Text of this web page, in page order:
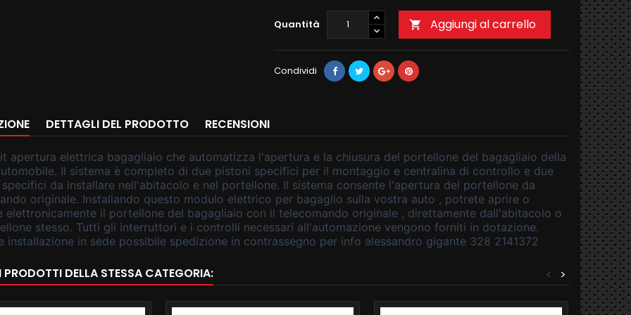
Quantità  Aggiungi al carrello
Condividi
DETTAGLI DEL PRODOTTO RECENSIONI
apertura elettrica bagagliaio che automatizza l'apertura e la chiusura del portellone del bagagliaio della
Il sistema è completo di due pistoni specifici per il montaggio e centralina di controllo e due
da installare nell'abitacolo e nel portellone. Il sistema consente l'apertura del portellone da
originale. Installando questo modulo elettrico per bagaglio sulla vostra auto , potrete aprire o
elettronicamente il portellone del bagagliaio con il telecomando originale , direttamente dall'abitacolo o
stesso. Tutti gli interruttori e i controlli necessari all'automazione vengono forniti in dotazione.
installazione in sede possibile spedizione in contrassegno per info alessandro gigante 328 2141372
PRODOTTI DELLA STESSA CATEGORIA: >
<